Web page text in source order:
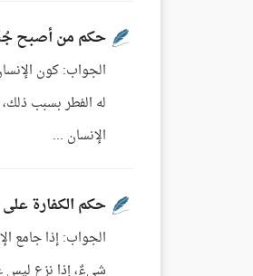
حكم من أصبح
الجواب: كون
له الفطر بسبب
الإنسان ...
حكم الكفارة
الجواب: إذا جامع
شيءٌ، إذا نزع ليس